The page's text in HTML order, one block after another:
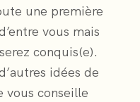
une première
vous mais
conquis(e).
idées de
vous conseille